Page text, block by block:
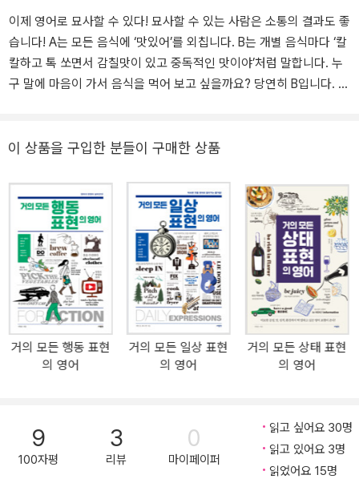
이제 영어로 묘사할 수 있다! 묘사할 수 있는 사람은 소통의 결과도 좋
습니다! A는 모든 음식에 ‘맛있어’를 외칩니다. B는 개별 음식마다 ‘칼
칼하고 톡 쏘면서 감칠맛이 있고 중독적인 맛이야’처럼 말합니다. 누
구 말에 마음이 가서 음식을 먹어 보고 싶을까요? 당연히 B입니다. 사
뢰라는 외연으로까지 확장되지요. 그렇다면 영어 실력을 한 단계 끌
인지 아는 게 아닐까요? <거의 모든 묘사 표현의 영어>는 우리 주변
의 다양한 상황과 주제를 묘사하는 데 필요한 표현을 꾹꾹 담았습니
다. 뭐라고 묘사하는지 몰라서 못 했던, 그래서 영어 앞에서 단답형으
로 과묵해지던 학습자들을 넉살 좋은 수다쟁이로 만들 <거의 모든 묘
사 표현의 영어>. 묘사의 중요성을 인식하는 그 순간부터 영어 실력
이 올라갑니다. 묘사 표현 공부는 종합적 어휘 학습의 정점 ‘묘사’는
영어로는 description, 한자로는 ‘그릴 묘, 베낄 사’입니다. 한마디로
그림을 베끼듯 자세히 설명하는 것입니다. ‘살면서 그렇게 설명할 일
이 얼마나 있겠어?’라고 반문하겠지만, 사실 우리가 하는 의사소통 대
부분이 묘사입니다. “어젯밤에 잠을 못 잤더니 피곤해 죽겠어.” 안색
음식 맛을 설명합니다. “트림이 계속 나오고, 잘 체해요. 유제품만 먹
으면 배가 부글거리고요.” 무슨 일로 오셨냐는 의사의 질문에 증상을
이 상품을 구입한 분들이 구매한 상품
거의 모든 행동 표현
의 영어
거의 모든 일상 표현
의 영어
거의 모든 상태 표현
의 영어
9
100자평
3
리뷰
0
마이페이퍼
읽고 싶어요 30명
읽고 있어요 3명
읽었어요 15명